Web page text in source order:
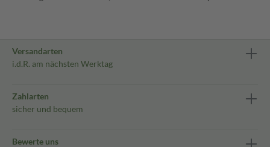
Versandarten
i.d.R. am nächsten Werktag
Zahlarten
sicher und bequem
Bewerte uns